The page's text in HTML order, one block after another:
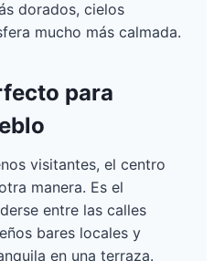
dorados, cielos
mucho más calmada.
para
visitantes, el centro
manera. Es el
entre las calles
bares locales y
en una terraza.